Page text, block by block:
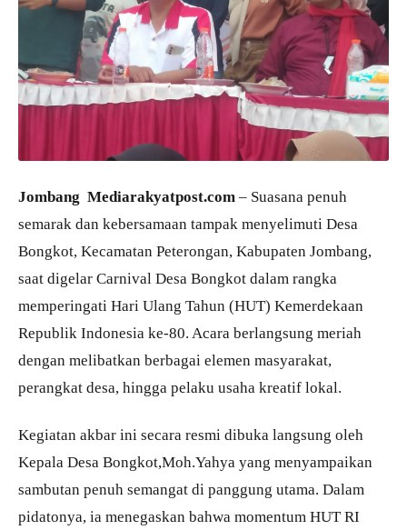
Jombang Mediarakyatpost.com – Suasana penuh
semarak dan kebersamaan tampak menyelimuti Desa
Bongkot, Kecamatan Peterongan, Kabupaten Jombang,
saat digelar Carnival Desa Bongkot dalam rangka
memperingati Hari Ulang Tahun (HUT) Kemerdekaan
Republik Indonesia ke-80. Acara berlangsung meriah
dengan melibatkan berbagai elemen masyarakat,
perangkat desa, hingga pelaku usaha kreatif lokal.
Kegiatan akbar ini secara resmi dibuka langsung oleh
Kepala Desa Bongkot,Moh.Yahya yang menyampaikan
sambutan penuh semangat di panggung utama. Dalam
pidatonya, ia menegaskan bahwa momentum HUT RI